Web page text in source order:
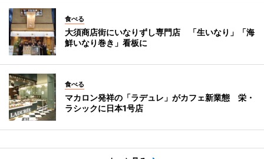
食べる
大須商店街にいなりずし専門店 「生いなり」「海
鮮いなり巻き」看板に
食べる
マカロン発祥の「ラデュレ」がカフェ新業態 栄・
ラシックに日本1号店